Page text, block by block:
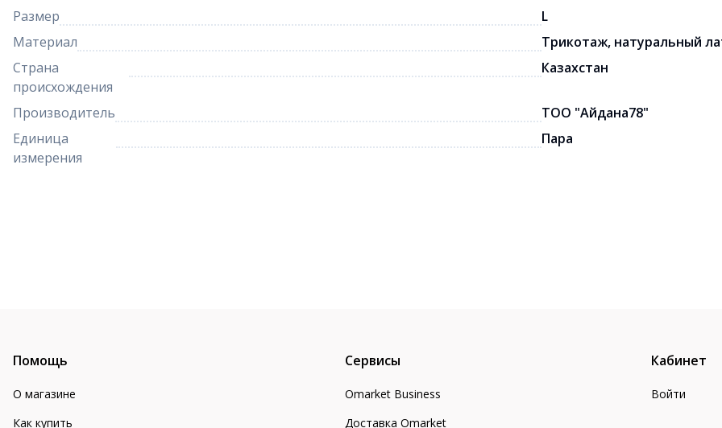
Размер
L
Материал
Трикотаж, натуральный
Страна
происхождения
Казахстан
Производитель
ТОО "Айдана78"
Единица
измерения
Пара
Помощь
О магазине
Как купить
Сервисы
Omarket Business
Доставка Omarket
Кабинет
Войти